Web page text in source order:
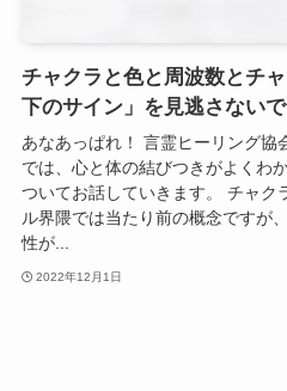
チャクラと色と周波数とチ
下のサイン」を見逃さないで
あなあっぱれ！ 言霊ヒーリング
では、心と体の結びつきがよくわ
ついてお話していきます。 チャク
ル界隈では当たり前の概念ですが
性が...
2022年12月1日